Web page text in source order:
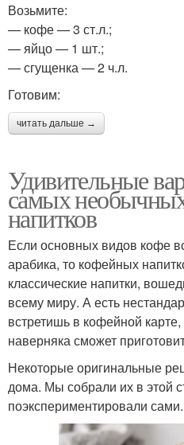
Возьмите:
— кофе — 3 ст.л.;
— яйцо — 1 шт.;
— сгущенка — 2 ч.л.
Готовим:
читать дальше →
Удивительные
самых
напитков
Если основных видов кофе
арабика, то кофейных
классические напитки,
всему миру. А есть
встретишь в кофейной
наверняка сможет
Некоторые оригинальные
дома. Мы собрали их в этой
поэкспериментировали сами.